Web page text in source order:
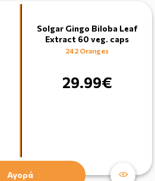
Solgar Gingo Biloba Leaf
Extract 60 veg. caps
242 Oranges
29.99€
Αγορά